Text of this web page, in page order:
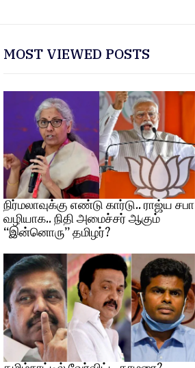
MOST VIEWED POSTS
நிர்மலாவுக்கு எண்டு கார்டு.. ராஜ்ய சபா
வழியாக.. நிதி அமைச்சர் ஆகும்
“இன்னொரு” தமிழர்?